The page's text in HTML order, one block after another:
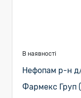
В наявності
Нефопам р-н
Фармекс Груп